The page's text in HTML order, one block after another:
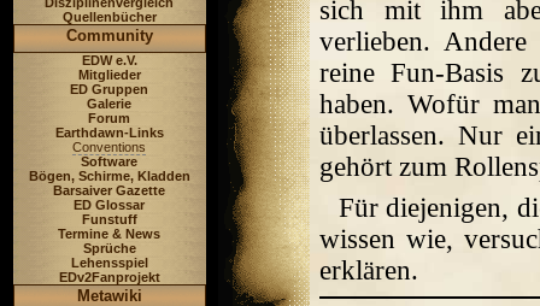
Quellenbücher
Community
EDW e.V.
Mitglieder
ED Gruppen
Galerie
Forum
Earthdawn-Links
Conventions
Software
Bögen, Schirme, Kladden
Barsaiver Gazette
ED Glossar
Funstuff
Termine & News
Sprüche
Lehensspiel
EDv2Fanprojekt
Metawiki
sich mit ihm
verlieben.
reine Fun-Basis
haben. Wofür
überlassen. Nur
gehört zum
Für diejenigen,
wissen wie,
erklären.